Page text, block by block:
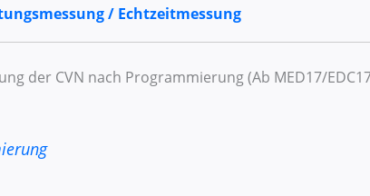
/ Echtzeitmessung
der CVN nach Programmierung (Ab MED17/